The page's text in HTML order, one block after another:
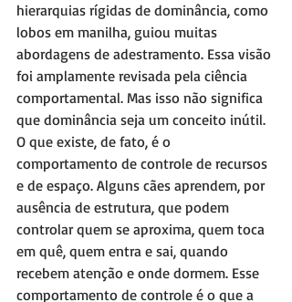
hierarquias rígidas de dominância, como
lobos em manilha, guiou muitas
abordagens de adestramento. Essa visão
foi amplamente revisada pela ciência
comportamental. Mas isso não significa
que dominância seja um conceito inútil.
O que existe, de fato, é o
comportamento de controle de recursos
e de espaço. Alguns cães aprendem, por
ausência de estrutura, que podem
controlar quem se aproxima, quem toca
em quê, quem entra e sai, quando
recebem atenção e onde dormem. Esse
comportamento de controle é o que a